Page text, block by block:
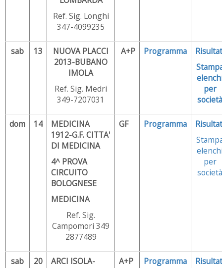
Ref. Sig. Longhi
347-4099235
sab 13
NUOVA PLACCI
2013-BUBANO
IMOLA
Ref. Sig. Medri
349-7207031
A+P Programma
per
società
dom 14
MEDICINA
1912-G.F. CITTA'
DI MEDICINA
4^ PROVA
CIRCUITO
BOLOGNESE
MEDICINA
Ref. Sig.
Campomori 349
2877489
GF Programma
per
società
sab 20
ARCI ISOLA-
A+P Programma